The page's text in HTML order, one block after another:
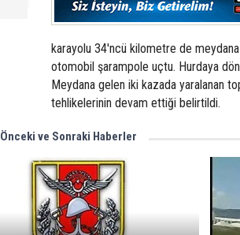
karayolu 34'ncü kilometre de
otomobil şarampole uçtu. Hurdaya
Meydana gelen iki kazada yaralanan
tehlikelerinin devam ettiği belirtildi.
Önceki ve Sonraki Haberler